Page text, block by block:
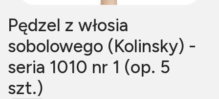
Pędzel z włosia
sobolowego (Kolinsky) -
seria 1010 nr 1 (op. 5
szt.)